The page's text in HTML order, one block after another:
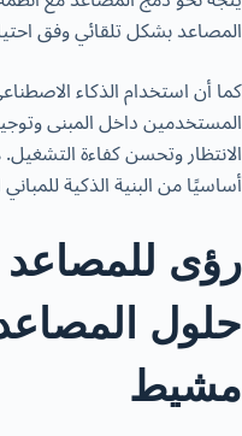
المصاعد بشكل تلقائي وفق
كما أن استخدام الذكاء
المستخدمين داخل المبنى
الانتظار وتحسن كفاءة
أساسيًا من البنية الذكية
رؤى
حلول
مشيط